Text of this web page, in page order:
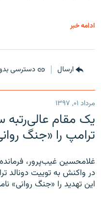
ادامه خبر
ارسال دسترسی
مرداد ۰۱, ۱۳۹۷
یک مقام عالی‌رتبه
ترامپ را «جنگ
غلامحسین غیب‌پرور،
در واکنش به توییت دونالد
این تهدید را «جنگ روانی»